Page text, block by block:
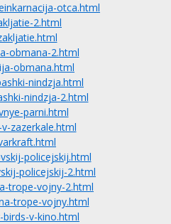
otca.html
2.html
obmana-2.html
obmana.html
nindzja.html
nindzja-2.html
parni.html
zazerkale.html
policejskij.html
policejskij-2.html
trope-vojny-2.html
trope-vojny.html
v-kino.html